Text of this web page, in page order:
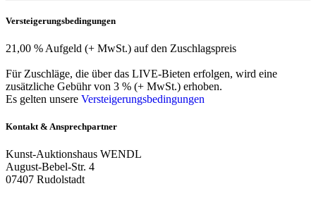
Versteigerungsbedingungen
21,00 % Aufgeld (+ MwSt.) auf den Zuschlagspreis
Für Zuschläge, die über das LIVE-Bieten erfolgen, wird eine
zusätzliche Gebühr von 3 % (+ MwSt.) erhoben.
Es gelten unsere Versteigerungsbedingungen
Kontakt & Ansprechpartner
Kunst-Auktionshaus WENDL
August-Bebel-Str. 4
07407 Rudolstadt